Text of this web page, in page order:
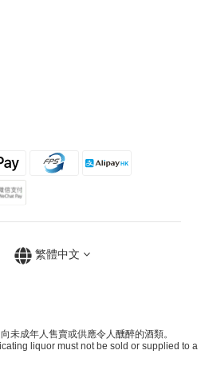
繁體中文
未成年人售賣或供應令人醺醉的酒類。
liquor must not be sold or supplied to a